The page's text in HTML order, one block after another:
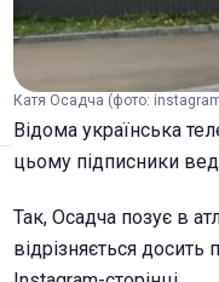
Катя Осадча (фото:
Відома українська
цьому підписники
Так, Осадча позує в
відрізняється